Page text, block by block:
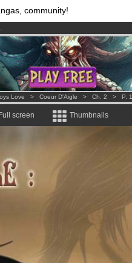
community!
comics & mangas!.
per month !Get membership now
Love > Coeur D'Aigle > Ch. 2 > P. 1
Full screen Thumbnails